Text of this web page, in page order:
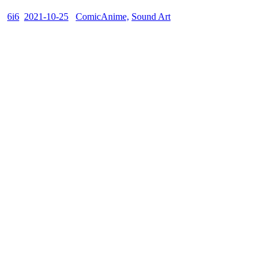
6i6 2021-10-25 ComicAnime, Sound Art